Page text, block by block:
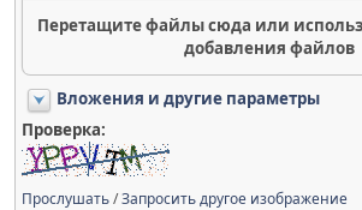
Перетащите файлы сюда или
добавления файлов
Вложения и другие параметры
Проверка:
Прослушать/Запросить другое изображение